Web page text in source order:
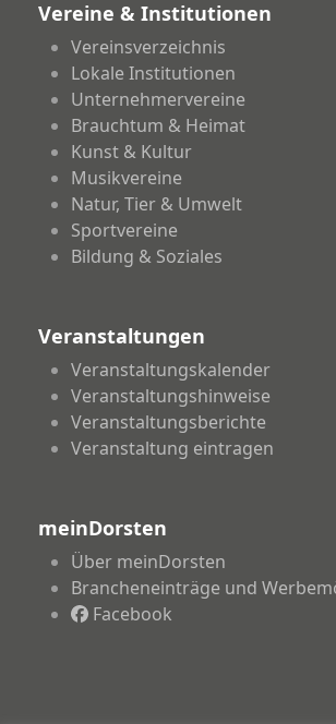
Vereine & Institutionen
Vereinsverzeichnis
Lokale Institutionen
Unternehmervereine
Brauchtum & Heimat
Kunst & Kultur
Musikvereine
Natur, Tier & Umwelt
Sportvereine
Bildung & Soziales
Veranstaltungen
Veranstaltungskalender
Veranstaltungshinweise
Veranstaltungsberichte
Veranstaltung eintragen
meinDorsten
Über meinDorsten
Brancheneinträge und
Facebook